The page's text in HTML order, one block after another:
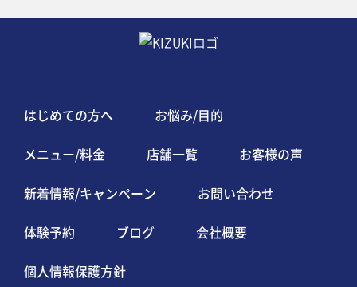
はじめての方へ お悩み/目的
メニュー/料金 店舗一覧 お客様の声
新着情報/キャンペーン お問い合わせ
体験予約 ブログ 会社概要
個人情報保護方針